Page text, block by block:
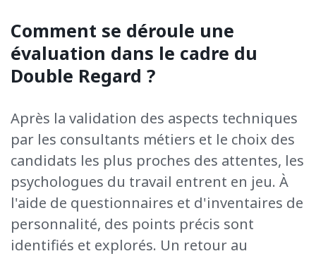
Comment se déroule une
évaluation dans le cadre du
Double Regard ?
Après la validation des aspects techniques
par les consultants métiers et le choix des
candidats les plus proches des attentes, les
psychologues du travail entrent en jeu. À
l'aide de questionnaires et d'inventaires de
personnalité, des points précis sont
identifiés et explorés. Un retour au